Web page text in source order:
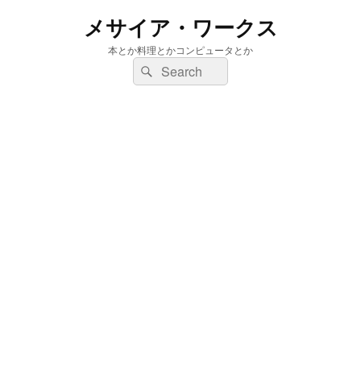
メサイア・ワークス
本とか料理とかコンピュータとか
検
索:
検
索